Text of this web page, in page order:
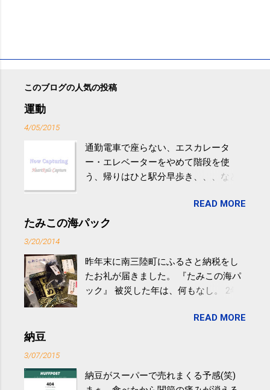
このブログの人気の投稿
運動
4/05/2015
通勤電車で座らない、エスカレータ
ー・エレベーターをやめて階段を使
う、帰りはひと駅分早歩き、、、など
やすい。 スポーツウェア・シューズで
するものだけが運動ではない。 食べ
けると改善する、との結果を筑波大の
研究チームが発表した。改善が期待で
きるのは、過度の飲酒が原因ではない
減らなくても効果があるという。 正田
波大「減量しなくても効果」 - ニュー
READ MORE
たみこの海パック
3/20/2014
昨年末に南三陸町にふるさと納税をし
たお礼が届きました。 『たみこの海パ
ック』 被災した年は、何もなし。 2年
が『たみこの海パック』。 ボランティ
全く考えていなかったので、貰えると
READ MORE
納豆
3/07/2015
納豆がスーパーで売れまくる予感(笑)